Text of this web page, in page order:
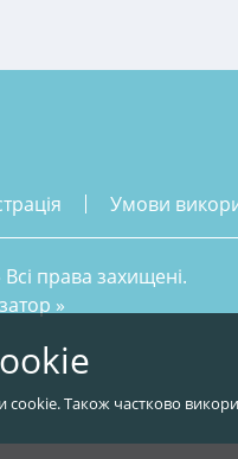
умови
права захищені.
»
Також частково